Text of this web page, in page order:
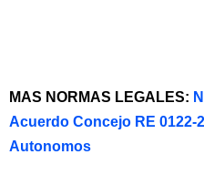
MAS NORMAS LEGALES:
Acuerdo Concejo RE 0122-
Autonomos